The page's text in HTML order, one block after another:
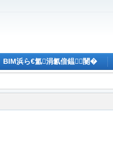
BIM浜ら€氳涓氱偣鎾闄�